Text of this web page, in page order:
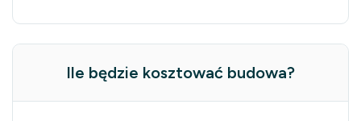
Ile będzie kosztować budowa?